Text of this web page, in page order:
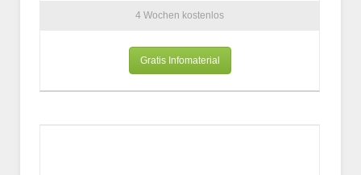
4 Wochen kostenlos
Gratis Infomaterial